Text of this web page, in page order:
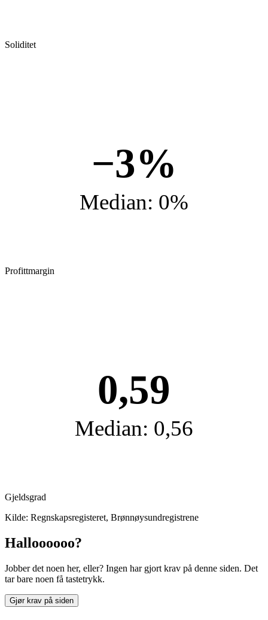
Soliditet
−3%
Median: 0%
Profittmargin
0,59
Median: 0,56
Gjeldsgrad
Kilde: Regnskapsregisteret, Brønnøysundregistrene
Halloooooo?
Jobber det noen her, eller? Ingen har gjort krav på denne siden. Det
tar bare noen få tastetrykk.
Gjør krav på siden